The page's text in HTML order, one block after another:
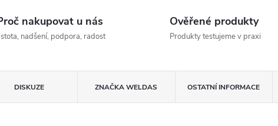
nakupovat u nás
nadšení, podpora, radost
Ověřené produkty
Produkty testujeme v praxi
DISKUZE ZNAČKAWELDAS OSTATNÍ INFORMACE